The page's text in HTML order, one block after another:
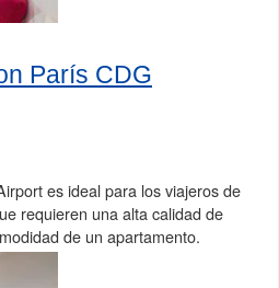
París CDG
es ideal para los viajeros de
requieren una alta calidad de
de un apartamento.